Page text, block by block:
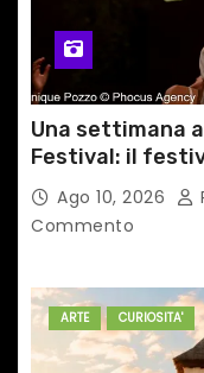
Una settimana
Festival: il
GRADO
Ago 10, 2026
Commento
ARTE CURIOSITA'